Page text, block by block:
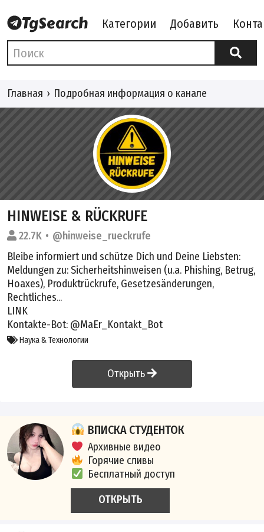
Категории Добавить
Главная Подробная информация о канале
HINWEISE & RÜCKRUFE
22.7K
@hinweise_rueckrufe
Bleibe informiert und schütze Dich und Deine Liebsten:
Meldungen zu: Sicherheitshinweisen (u.a. Phishing, Betrug,
Hoaxes), Produktrückrufe, Gesetzesänderungen,
Rechtliches...
LINK
Kontakte-Bot: @MaEr_Kontakt_Bot
Наука & Технологии
Открыть
ВПИСКА СТУДЕНТОК
Архивные видео
Горячие сливы
Бесплатный доступ
ОТКРЫТЬ